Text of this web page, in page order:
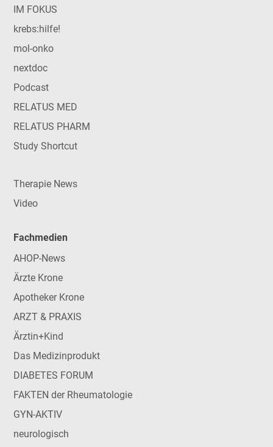
IM FOKUS
krebs:hilfe!
mol-onko
nextdoc
Podcast
RELATUS MED
RELATUS PHARM
Study Shortcut
Therapie News
Video
Fachmedien
AHOP-News
Ärzte Krone
Apotheker Krone
ARZT & PRAXIS
Ärztin+Kind
Das Medizinprodukt
DIABETES FORUM
FAKTEN der Rheumatologie
GYN-AKTIV
neurologisch